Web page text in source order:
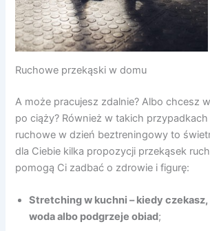
Ruchowe przekąski w domu
A może pracujesz zdalnie? Albo chcesz
po ciąży? Również w takich
ruchowe w dzień beztreningowy to
dla Ciebie kilka propozycji przekąsek
pomogą Ci zadbać o zdrowie i figurę:
Stretching w kuchni – kiedy czekasz,
woda albo podgrzeje obiad;